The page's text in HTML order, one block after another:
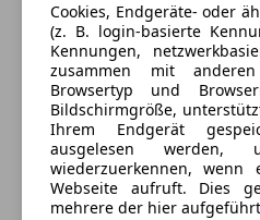
Cookies, Endgeräte- oder
(z. B. login-basierte
Kennungen,
zusammen mit
Browsertyp und
Bildschirmgröße,
Ihrem Endgerät
ausgelesen
wiederzuerkennen,
Webseite aufruft. Dies
mehrere der hier